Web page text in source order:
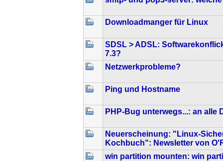
Downloadmanger für Linux
SDSL > ADSL:
7.3?
Netzwerkprobleme?
Ping und Hostname
PHP-Bug unterwegs...: an alle
Neuerscheinung: "Linux-
Kochbuch": Newsletter von
win partition mounten: win